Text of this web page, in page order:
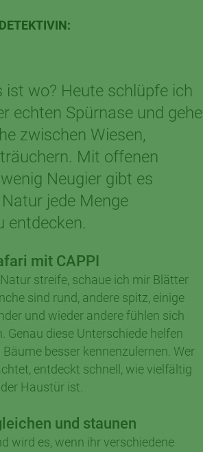
ist wo? Heute schlüpfe ich
echten Spürnase und gehe
zwischen Wiesen,
Mit offenen
Neugier gibt es
jede Menge
entdecken.
mit CAPPI
streife, schaue ich mir Blätter
sind rund, andere spitz, einige
und wieder andere fühlen sich
Genau diese Unterschiede helfen
besser kennenzulernen. Wer
entdeckt schnell, wie vielfältig
Haustür ist.
und staunen
wird es, wenn ihr verschiedene